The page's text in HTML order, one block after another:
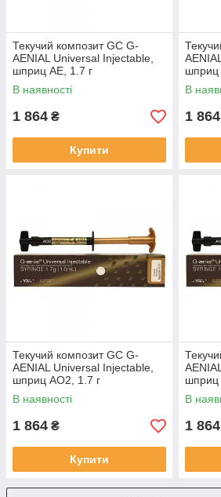
Текучий композит GC G-
AENIAL Universal Injectable,
шприц AE, 1.7 г
В наявності
1 864 ₴
Купити
шприц
В
1 864
Текучий композит GC G-
AENIAL Universal Injectable,
шприц AO2, 1.7 г
В наявності
1 864 ₴
Купити
шприц
В
1 864